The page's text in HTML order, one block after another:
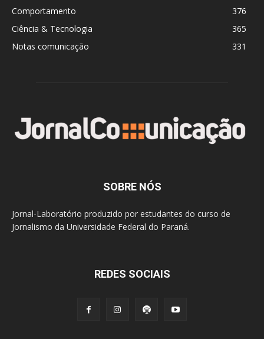
Comportamento
376
Ciência & Tecnologia
365
Notas comunicação
331
SOBRE NÓS
Jornal-Laboratório produzido por estudantes do curso de
Jornalismo da Universidade Federal do Paraná.
REDES SOCIAIS